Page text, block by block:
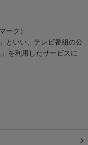
ーク）
といい、テレビ番組の公
を利用したサービスに